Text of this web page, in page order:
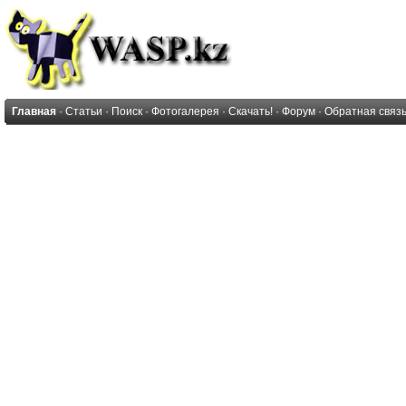
Главная · Статьи · Поиск · Фотогалерея · Скачать! · Форум · Обратная связь